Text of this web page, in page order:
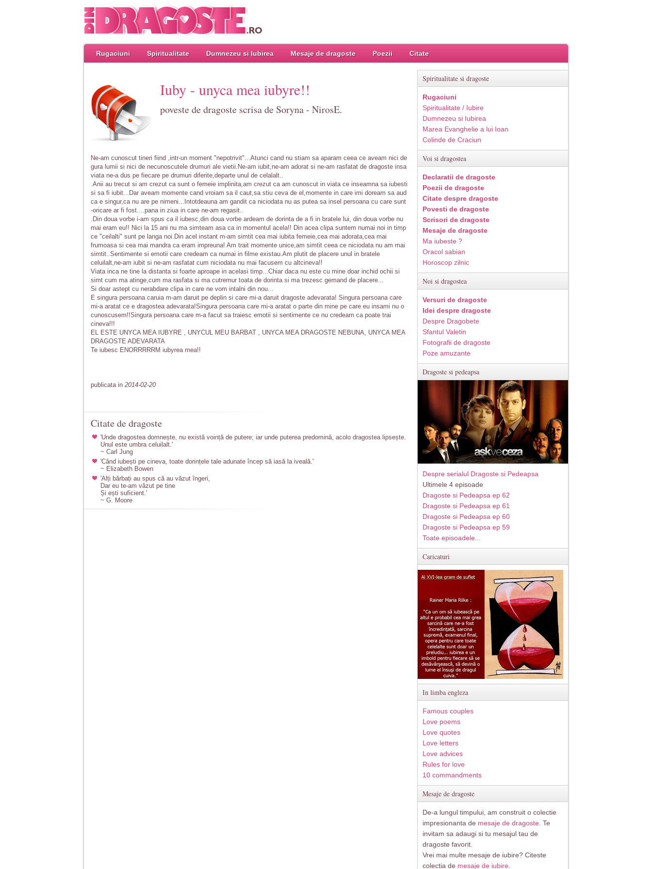
Rugaciuni Spiritualitate Dumnezeu si Iubirea Mesaje de dragoste Poezii Citate
Iuby - unyca mea iubyre!!
poveste de dragoste scrisa de Soryna - NirosE.
Ne-am cunoscut tineri fiind ,intr-un moment "nepotrivit"...Atunci cand nu stiam sa aparam ceea ce aveam nici de
gura lumii si nici de necunoscutele drumuri ale vietii.Ne-am iubit,ne-am adorat si ne-am rasfatat de dragoste insa
viata ne-a dus pe fiecare pe drumuri diferite,departe unul de celalalt..
.Anii au trecut si am crezut ca sunt o femeie implinita,am crezut ca am cunoscut in viata ce inseamna sa iubesti
si sa fi iubit...Dar aveam momente cand vroiam sa il caut,sa stiu ceva de el,momente in care imi doream sa aud
ca e singur,ca nu are pe nimeni...Intotdeauna am gandit ca niciodata nu as putea sa insel persoana cu care sunt
-oricare ar fi fost....pana in ziua in care ne-am regasit..
.Din doua vorbe i-am spus ca il iubesc,din doua vorbe ardeam de dorinta de a fi in bratele lui, din doua vorbe nu
mai eram eu!! Nici la 15 ani nu ma simteam asa ca in momentul acela!! Din acea clipa suntem numai noi in timp
ce "ceilalti" sunt pe langa noi.Din acel instant m-am simtit cea mai iubita femeie,cea mai adorata,cea mai
frumoasa si cea mai mandra ca eram impreuna! Am trait momente unice,am simtit ceea ce niciodata nu am mai
simtit..Sentimente si emotii care credeam ca numai in filme existau.Am plutit de placere unul in bratele
celuilalt,ne-am iubit si ne-am rasfatat cum niciodata nu mai facusem cu altcineva!!
Viata inca ne tine la distanta si foarte aproape in acelasi timp...Chiar daca nu este cu mine doar inchid ochii si
simt cum ma atinge,cum ma rasfata si ma cutremur toata de dorinta si ma trezesc gemand de placere...
Si doar astept cu nerabdare clipa in care ne vom intalni din nou...
E singura persoana caruia m-am daruit pe deplin si care mi-a daruit dragoste adevarata! Singura persoana care
mi-a aratat ce e dragostea adevarata!Singura persoana care mi-a aratat o parte din mine pe care eu insami nu o
cunoscusem!!Singura persoana care m-a facut sa traiesc emotii si sentimente ce nu credeam ca poate trai
cineva!!!
EL ESTE UNYCA MEA IUBYRE , UNYCUL MEU BARBAT , UNYCA MEA DRAGOSTE NEBUNA, UNYCA MEA
DRAGOSTE ADEVARATA
Te iubesc ENORRRRRM iubyrea mea!!
publicata in 2014-02-20
Citate de dragoste
'Unde dragostea domnește, nu există voință de putere; iar unde puterea predomină, acolo dragostea lipsește.
Unul este umbra celuilalt.'
~ Carl Jung
'Când iubești pe cineva, toate dorințele tale adunate încep să iasă la iveală.'
~ Elizabeth Bowen
'Alți bărbați au spus că au văzut îngeri,
Dar eu te-am văzut pe tine
Și ești suficient.'
~ G. Moore
Spiritualitate si dragoste
Rugaciuni
Spiritualitate / Iubire
Dumnezeu si Iubirea
Marea Evanghelie a lui Ioan
Colinde de Craciun
Voi si dragostea
Declaratii de dragoste
Poezii de dragoste
Citate despre dragoste
Povesti de dragoste
Scrisori de dragoste
Mesaje de dragoste
Ma iubeste ?
Oracol sabian
Horoscop zilnic
Noi si dragostea
Versuri de dragoste
Idei despre dragoste
Despre Dragobete
Sfantul Valetin
Fotografii de dragoste
Poze amuzante
Dragoste si pedeapsa
Despre serialul Dragoste si Pedeapsa
Ultimele 4 episoade
Dragoste si Pedeapsa ep 62
Dragoste si Pedeapsa ep 61
Dragoste si Pedeapsa ep 60
Dragoste si Pedeapsa ep 59
Toate episoadele...
Caricaturi
In limba engleza
Famous couples
Love poems
Love quotes
Love letters
Love advices
Rules for love
10 commandments
Mesaje de dragoste
De-a lungul timpului, am construit o colectie
impresionanta de mesaje de dragoste . Te
invitam sa adaugi si tu mesajul tau de
dragoste favorit.
Vrei mai multe mesaje de iubire? Citeste
colectia de mesaje de iubire.